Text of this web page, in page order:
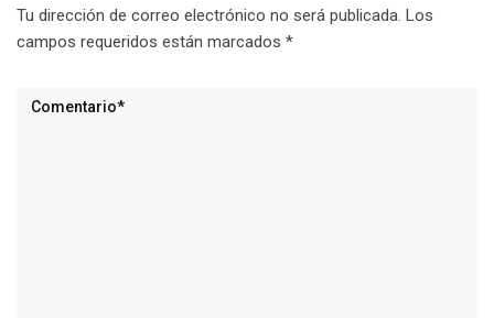
Tu dirección de correo electrónico no será publicada. Los
campos requeridos están marcados *